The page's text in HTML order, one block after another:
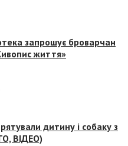
запрошує броварчан
життя»
дитину і собаку з
ВІДЕО)